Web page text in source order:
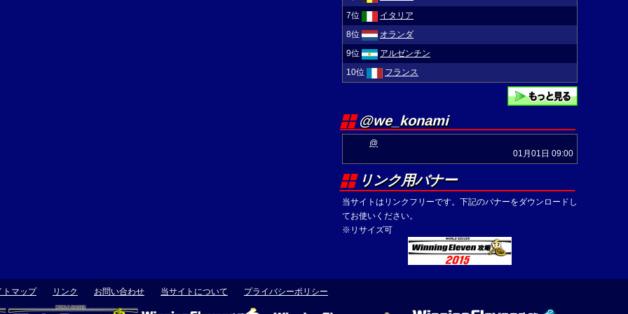
7位
イタリア
8位
オランダ
9位
アルゼンチン
10位
フランス
@we_konami
@
01月01日 09:00
リンク用バナー
当サイトはリンクフリーです。下記のバナーをダウンロードし
てお使いください。
※リサイズ可
トマップ リンク お問い合わせ 当サイトについて プライバシーポリシー